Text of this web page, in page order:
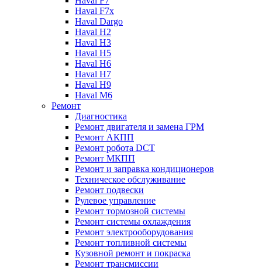
Haval F7x
Haval Dargo
Haval H2
Haval H3
Haval H5
Haval H6
Haval H7
Haval H9
Haval M6
Ремонт
Диагностика
Ремонт двигателя и замена ГРМ
Ремонт АКПП
Ремонт робота DCT
Ремонт МКПП
Ремонт и заправка кондиционеров
Техническое обслуживание
Ремонт подвески
Рулевое управление
Ремонт тормозной системы
Ремонт системы охлаждения
Ремонт электрооборудования
Ремонт топливной системы
Кузовной ремонт и покраска
Ремонт трансмиссии